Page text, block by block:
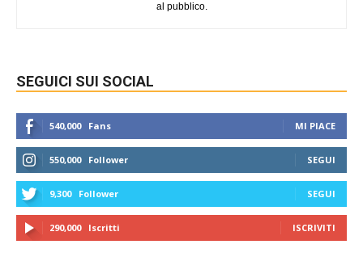
al pubblico.
SEGUICI SUI SOCIAL
540,000 Fans MI PIACE
550,000 Follower SEGUI
9,300 Follower SEGUI
290,000 Iscritti ISCRIVITI